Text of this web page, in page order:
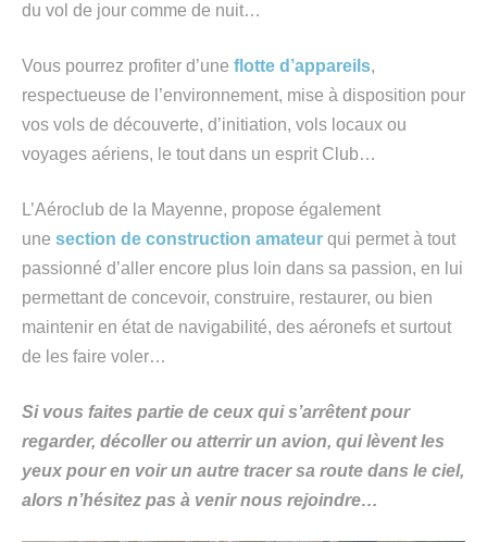
du vol de jour comme de nuit…
Vous pourrez profiter d’une flotte d’appareils,
respectueuse de l’environnement, mise à disposition pour
vos vols de découverte, d’initiation, vols locaux ou
voyages aériens, le tout dans un esprit Club…
L’Aéroclub de la Mayenne, propose également
une section de construction amateur qui permet à tout
passionné d’aller encore plus loin dans sa passion, en lui
permettant de concevoir, construire, restaurer, ou bien
maintenir en état de navigabilité, des aéronefs et surtout
de les faire voler…
Si vous faites partie de ceux qui s’arrêtent pour
regarder, décoller ou atterrir un avion, qui lèvent les
yeux pour en voir un autre tracer sa route dans le ciel,
alors n’hésitez pas à venir nous rejoindre…